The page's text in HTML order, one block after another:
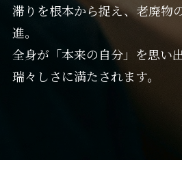
滞りを根本から捉え、老廃物
進。
全身が「本来の自分」を思い
瑞々しさに満たされます。